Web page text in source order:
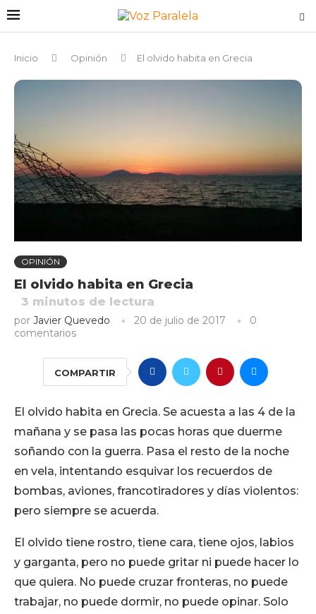
Inicio Opinión El olvido habita en Grecia
OPINIÓN
El olvido habita en Grecia
3 minutos de lectura
por Javier Quevedo 20 de julio de 2017
0
comentarios
COMPARTIR
El olvido habita en Grecia. Se acuesta a las 4 de la
mañana y se pasa las pocas horas que duerme
soñando con la guerra. Pasa el resto de la noche
en vela, intentando esquivar los recuerdos de
bombas, aviones, francotiradores y días violentos:
pero siempre se acuerda.
El olvido tiene rostro, tiene cara, tiene ojos, labios
y garganta, pero no puede gritar ni puede hacer lo
que quiera. No puede cruzar fronteras, no puede
trabajar, no puede dormir, no puede opinar. Solo